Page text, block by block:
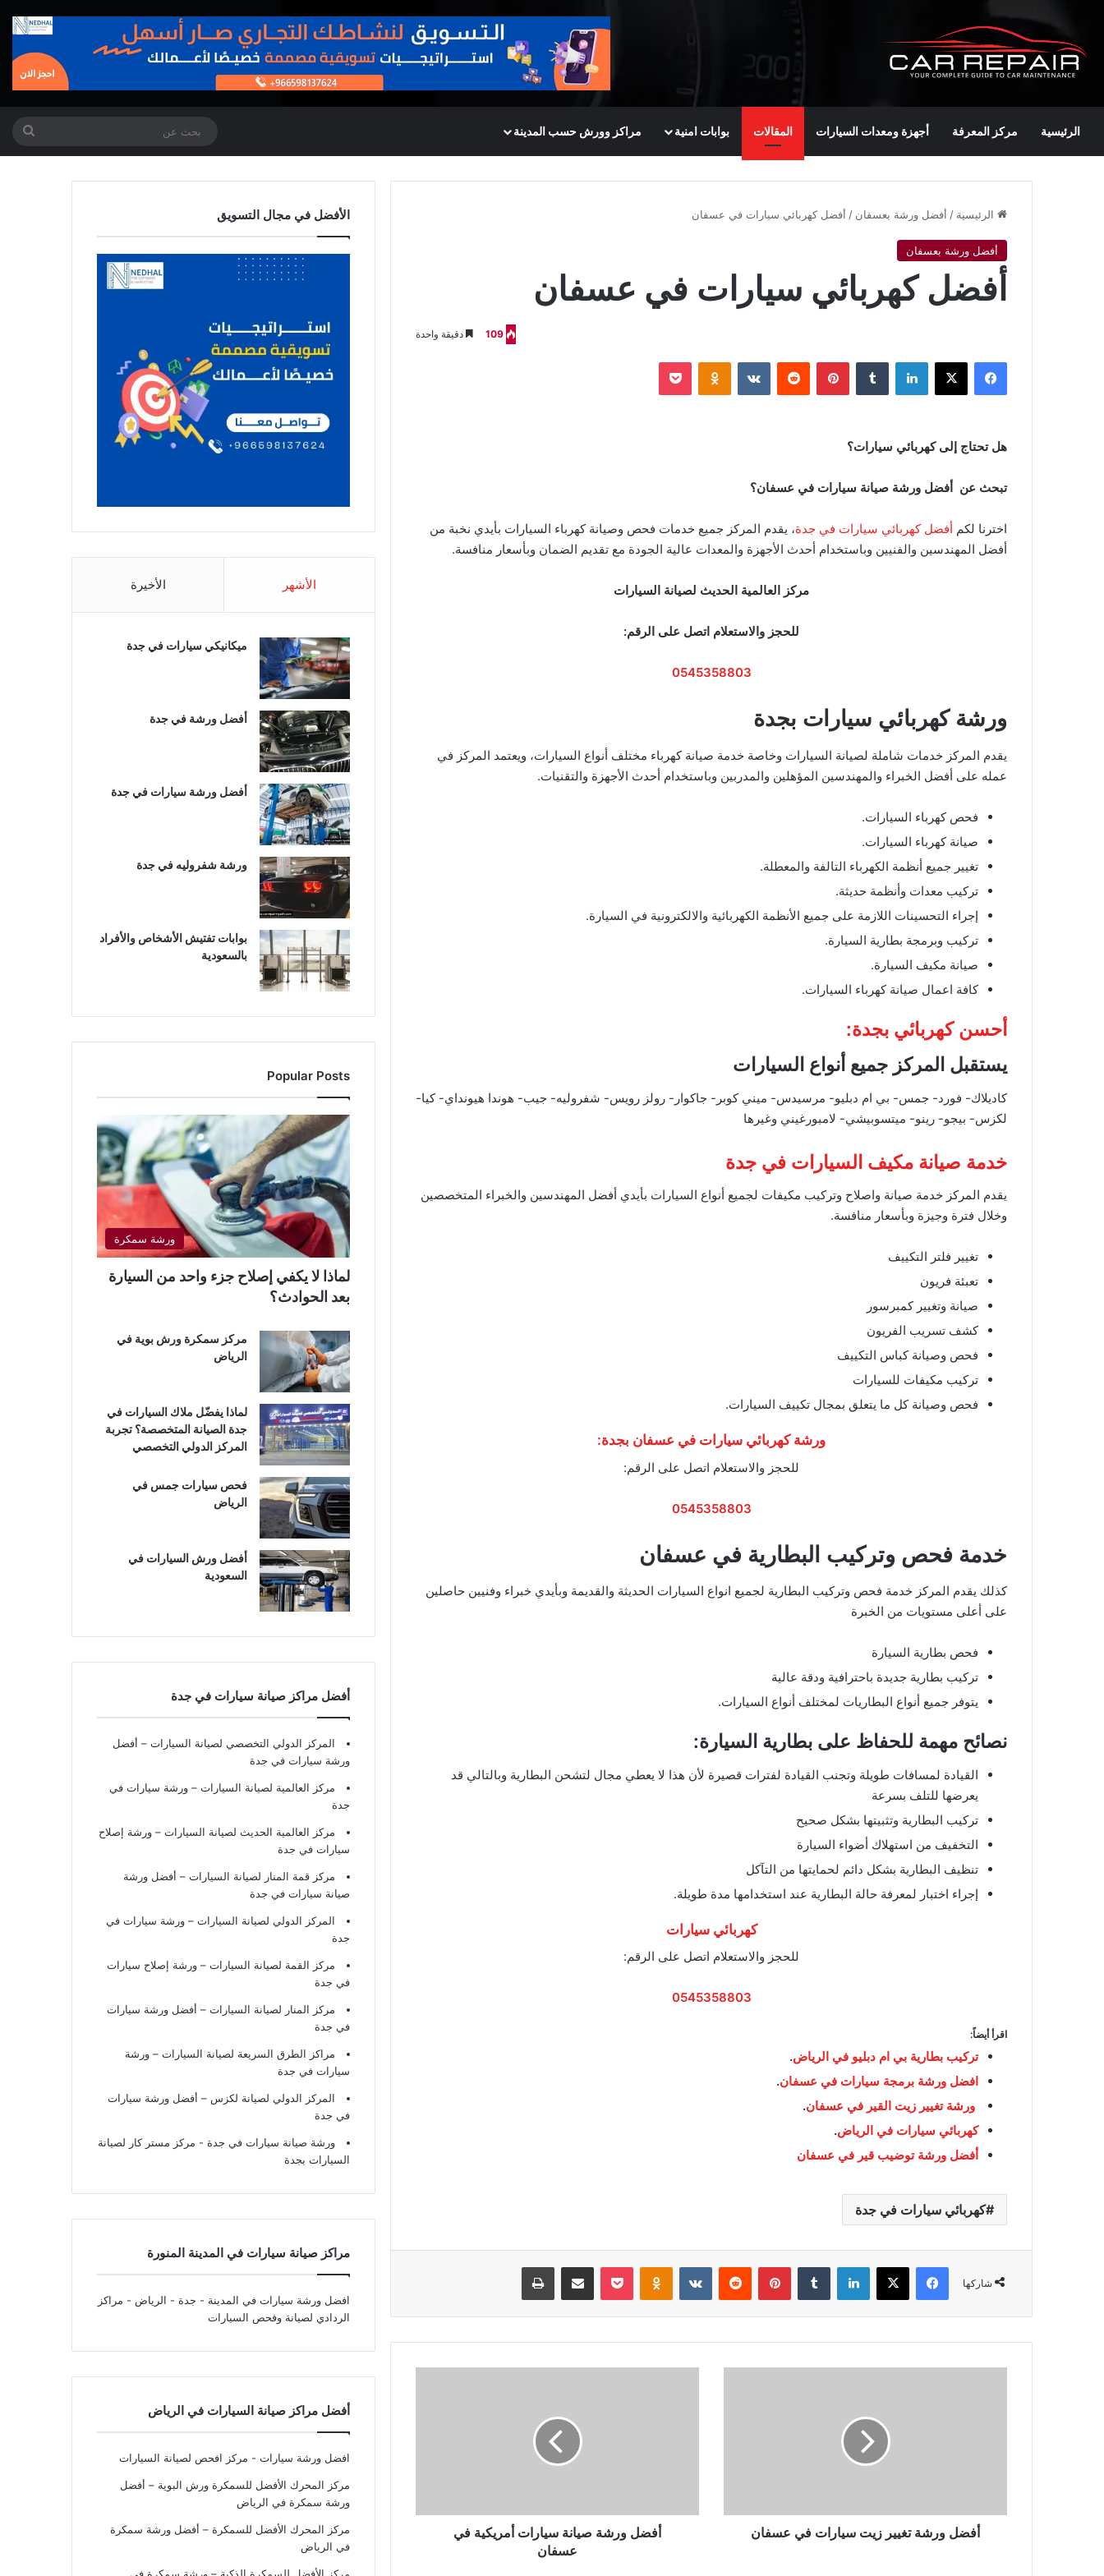
الرئيسية مركز المعرفة أجهزة ومعدات السيارات المقالات بوابات امنية مراكز وورش حسب المدينة
عن
الرئيسية / أفضل ورشة بعسفان / أفضل كهربائي سيارات في عسفان
أفضل ورشة بعسفان
أفضل كهربائي سيارات في عسفان
109 دقيقة واحدة
فيسبوك لينكدإن بينتيريست
هل تحتاج إلى كهربائي سيارات؟
تبحث عن أفضل ورشة صيانة سيارات في عسفان؟
اخترنا لكم أفضل كهربائي سيارات في جدة، يقدم المركز جميع خدمات فحص وصيانة كهرباء السيارات بأيدي نخبة من
أفضل المهندسين والفنيين وباستخدام أحدث الأجهزة والمعدات عالية الجودة مع تقديم الضمان وبأسعار منافسة.
مركز العالمية الحديث لصيانة السيارات
للحجز والاستعلام اتصل على الرقم:
0545358803
ورشة كهربائي سيارات بجدة
يقدم المركز خدمات شاملة لصيانة السيارات وخاصة خدمة صيانة كهرباء مختلف أنواع السيارات، ويعتمد المركز في
عمله على أفضل الخبراء والمهندسين المؤهلين والمدربين وباستخدام أحدث الأجهزة والتقنيات.
فحص كهرباء السيارات.
صيانة كهرباء السيارات.
تغيير جميع أنظمة الكهرباء التالفة والمعطلة.
تركيب معدات وأنظمة حديثة.
إجراء التحسينات اللازمة على جميع الأنظمة الكهربائية والالكترونية في السيارة.
تركيب وبرمجة بطارية السيارة.
صيانة مكيف السيارة.
كافة اعمال صيانة كهرباء السيارات.
أحسن كهربائي بجدة:
يستقبل المركز جميع أنواع السيارات
كاديلاك- فورد- جمس- بي ام دبليو- مرسيدس- ميني كوبر- جاكوار- رولز رويس- شفروليه- جيب- هوندا هيونداي- كيا-
لكزس- بيجو- رينو- ميتسوبيشي- لامبورغيني وغيرها
خدمة صيانة مكيف السيارات في جدة
يقدم المركز خدمة صيانة واصلاح وتركيب مكيفات لجميع أنواع السيارات بأيدي أفضل المهندسين والخبراء المتخصصين
وخلال فترة وجيزة وبأسعار منافسة.
تغيير فلتر التكييف
تعبئة فريون
صيانة وتغيير كمبرسور
كشف تسريب الفريون
فحص وصيانة كباس التكييف
تركيب مكيفات للسيارات
فحص وصيانة كل ما يتعلق بمجال تكييف السيارات.
ورشة كهربائي سيارات في عسفان بجدة:
للحجز والاستعلام اتصل على الرقم:
0545358803
خدمة فحص وتركيب البطارية في عسفان
كذلك يقدم المركز خدمة فحص وتركيب البطارية لجميع انواع السيارات الحديثة والقديمة وبأيدي خبراء وفنيين حاصلين
على أعلى مستويات من الخبرة
فحص بطارية السيارة
تركيب بطارية جديدة باحترافية ودقة عالية
يتوفر جميع أنواع البطاريات لمختلف أنواع السيارات.
نصائح مهمة للحفاظ على بطارية السيارة:
القيادة لمسافات طويلة وتجنب القيادة لفترات قصيرة لأن هذا لا يعطي مجال لتشحن البطارية وبالتالي قد
يعرضها للتلف بسرعة
تركيب البطارية وتثبيتها بشكل صحيح
التخفيف من استهلاك أضواء السيارة
تنظيف البطارية بشكل دائم لحمايتها من التآكل
إجراء اختبار لمعرفة حالة البطارية عند استخدامها مدة طويلة.
كهربائي سيارات
للحجز والاستعلام اتصل على الرقم:
0545358803
اقرأ أيضاً:
تركيب بطارية بي ام دبليو في الرياض.
افضل ورشة برمجة سيارات في عسفان.
ورشة تغيير زيت القير في عسفان.
كهربائي سيارات في الرياض.
أفضل ورشة توضيب قير في عسفان
كهربائي سيارات في جدة
شاركها
فيسبوك لينكدإن بينتيريست
ت
أفضل ورشة تغيير زيت سيارات في عسفان
ص
أفضل ورشة صيانة سيارات أمريكية في
عسفان
الأفضل في مجال التسويق
الأشهر الأخيرة
ميكانيكي سيارات في جدة
أفضل ورشة في جدة
أفضل ورشة سيارات في جدة
ورشة شفروليه في جدة
بوابات تفتيش الأشخاص والأفراد
بالسعودية
Popular Posts
ورشة سمكرة
لماذا لا يكفي إصلاح جزء واحد من السيارة
بعد الحوادث؟
مركز سمكرة ورش بوية في
الرياض
لماذا يفضّل ملاك السيارات في
جدة الصيانة المتخصصة؟ تجربة
المركز الدولي التخصصي
فحص سيارات جمس في
الرياض
أفضل ورش السيارات في
السعودية
أفضل مراكز صيانة سيارات في جدة
المركز الدولي التخصصي لصيانة السيارات – أفضل
ورشة سيارات في جدة
مركز العالمية لصيانة السيارات – ورشة سيارات في
جدة
مركز العالمية الحديث لصيانة السيارات – ورشة إصلاح
سيارات في جدة
مركز قمة المنار لصيانة السيارات – أفضل ورشة
صيانة سيارات في جدة
المركز الدولي لصيانة السيارات – ورشة سيارات في
جدة
مركز القمة لصيانة السيارات – ورشة إصلاح سيارات
في جدة
مركز المنار لصيانة السيارات – أفضل ورشة سيارات
في جدة
مراكز الطرق السريعة لصيانة السيارات – ورشة
سيارات في جدة
المركز الدولي لصيانة لكزس – أفضل ورشة سيارات
في جدة
ورشة صيانة سيارات في جدة - مركز مستر كار لصيانة
السيارات بجدة
مراكز صيانة سيارات في المدينة المنورة
افضل ورشة سيارات في المدينة - جدة - الرياض - مراكز
الردادي لصيانة وفحص السيارات
أفضل مراكز صيانة السيارات في الرياض
افضل ورشة سيارات - مركز افحص لصيانة السيارات
مركز المحرك الأفضل للسمكرة ورش البوية – أفضل
ورشة سمكرة في الرياض
مركز المحرك الأفضل للسمكرة – أفضل ورشة سمكرة
في الرياض
مركز الأفضل للسمكرة الذكية – ورشة سمكرة في